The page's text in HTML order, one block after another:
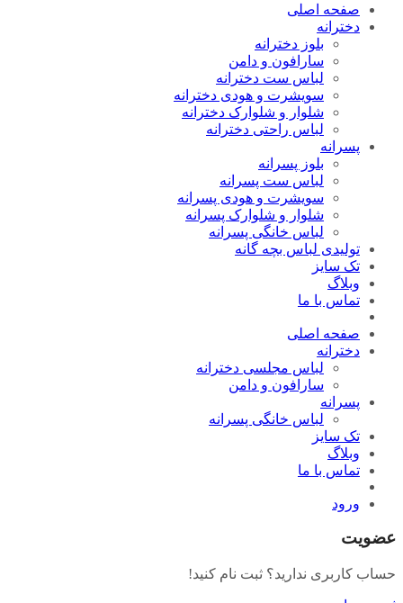
صفحه اصلی
دخترانه
بلوز دخترانه
سارافون و دامن
لباس ست دخترانه
سویشرت و هودی دخترانه
شلوار و شلوارک دخترانه
لباس راحتی دخترانه
پسرانه
بلوز پسرانه
لباس ست پسرانه
سویشرت و هودی پسرانه
شلوار و شلوارک پسرانه
لباس خانگی پسرانه
تولیدی لباس بچه گانه
تک سایز
وبلاگ
تماس با ما
صفحه اصلی
دخترانه
لباس مجلسی دخترانه
سارافون و دامن
پسرانه
لباس خانگی پسرانه
تک سایز
وبلاگ
تماس با ما
ورود
عضویت
حساب کاربری ندارید؟ ثبت نام کنید!